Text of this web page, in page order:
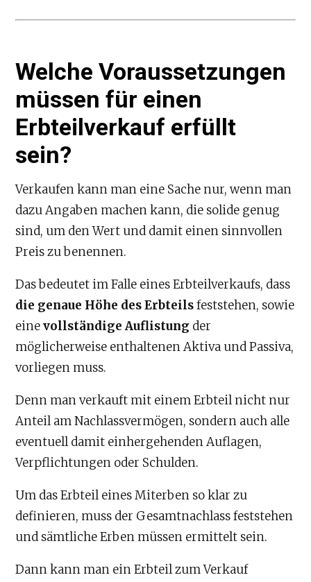
Welche Voraussetzungen
müssen für einen
Erbteilverkauf erfüllt
sein?
Verkaufen kann man eine Sache nur, wenn man
dazu Angaben machen kann, die solide genug
sind, um den Wert und damit einen sinnvollen
Preis zu benennen.
Das bedeutet im Falle eines Erbteilverkaufs, dass
die genaue Höhe des Erbteilsfeststehen, sowie
einevollständige Auflistung der
möglicherweise enthaltenen Aktiva und Passiva,
vorliegen muss.
Denn man verkauft mit einem Erbteil nicht nur
Anteil am Nachlassvermögen, sondern auch alle
eventuell damit einhergehenden Auflagen,
Verpflichtungen oder Schulden.
Um das Erbteil eines Miterben so klar zu
definieren, muss der Gesamtnachlass feststehen
und sämtliche Erben müssen ermittelt sein.
Dann kann man ein Erbteil zum Verkauf